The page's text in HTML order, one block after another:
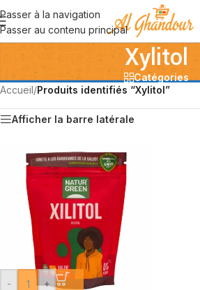
Passer à la navigation
Passer au contenu principal
Xylitol
Catégories
Accueil/Produits identifiés “Xylitol”
Afficher la barre latérale
- +